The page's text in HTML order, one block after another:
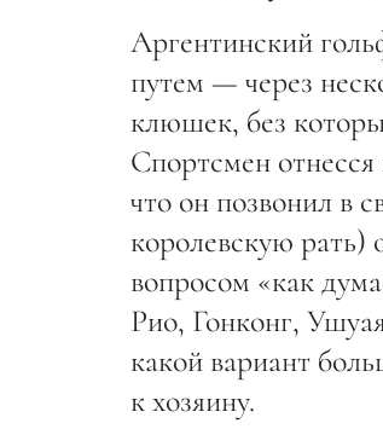
Аргентинский
путем — через
клюшек, без
Спортсмен
что он позвонил в
королевскую рать)
вопросом «как
Рио, Гонконг,
какой вариант
к хозяину.